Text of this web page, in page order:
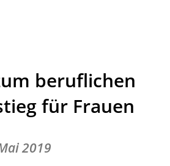
beruflichen
für Frauen
2019